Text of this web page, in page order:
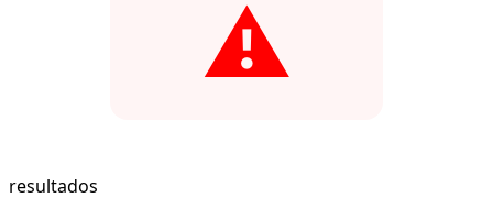
⚠️
resultados